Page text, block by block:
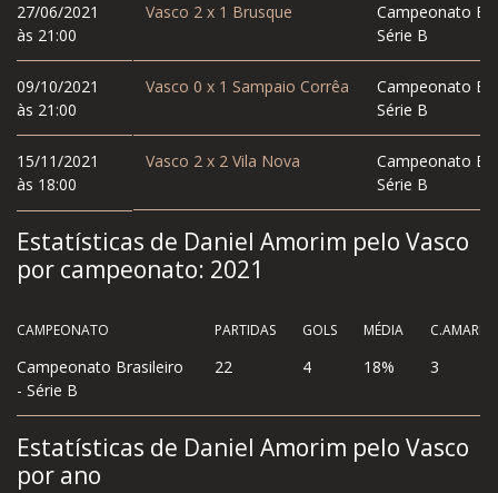
27/06/2021
às 21:00
09/10/2021
às 21:00
15/11/2021
às 18:00
Vasco 2 x 1 Brusque
Campeonato
Série B
Vasco 0 x 1 Sampaio Corrêa
Campeonato
Série B
Vasco 2 x 2Vila Nova
Campeonato
Série B
Estatísticas de Daniel Amorim pelo Vasco
por campeonato: 2021
CAMPEONATO
Campeonato Brasileiro
- Série B
PARTIDAS GOLS MÉDIA
22 4 18% 3
Estatísticas de Daniel Amorim pelo Vasco
por ano